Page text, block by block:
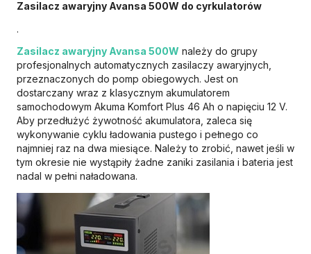
Zasilacz awaryjny Avansa 500W do cyrkulatorów
.
Zasilacz awaryjny Avansa 500W należy do grupy
profesjonalnych automatycznych zasilaczy awaryjnych,
przeznaczonych do pomp obiegowych. Jest on
dostarczany wraz z klasycznym akumulatorem
samochodowym Akuma Komfort Plus 46 Ah o napięciu 12 V.
Aby przedłużyć żywotność akumulatora, zaleca się
wykonywanie cyklu ładowania pustego i pełnego co
najmniej raz na dwa miesiące. Należy to zrobić, nawet jeśli w
tym okresie nie wystąpiły żadne zaniki zasilania i bateria jest
nadal w pełni naładowana.